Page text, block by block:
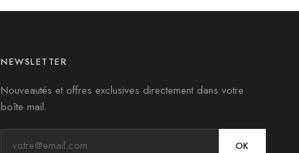
NEWSLETTER
Nouveautés et offres exclusives directement dans votre
boîte mail.
OK